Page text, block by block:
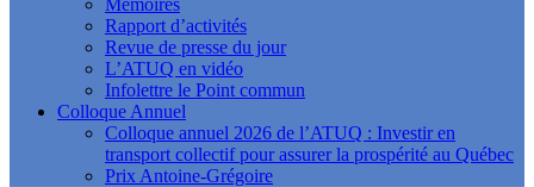
Mémoires
Rapport d’activités
Revue de presse du jour
L’ATUQ en vidéo
Infolettre le Point commun
Colloque Annuel
Colloque annuel 2026 de l’ATUQ : Investir en
transport collectif pour assurer la prospérité au Québec
Prix Antoine-Grégoire